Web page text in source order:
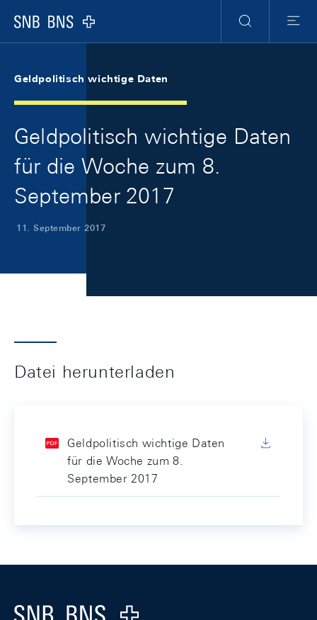
Logo
Suche
Menu
Geldpolitisch wichtige Daten
Geldpolitisch wichtige Daten
für die Woche zum 8.
September 2017
11. September 2017
Datei herunterladen
Geldpolitisch wichtige Daten
für die Woche zum 8.
September 2017
Logo